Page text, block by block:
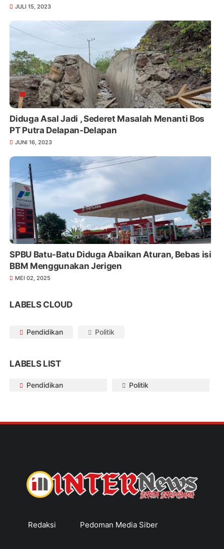
JULI 15, 2023
Diduga Asal Jadi , Sederet Masalah Menanti Bos
PT Putra Delapan-Delapan
JUNI 16, 2023
SPBU Batu-Batu Diduga Abaikan Aturan, Bebas isi
BBM Menggunakan Jerigen
MEI 02, 2025
LABELS CLOUD
Pendidikan Politik
LABELS LIST
Pendidikan Politik
Redaksi Pedoman Media Siber